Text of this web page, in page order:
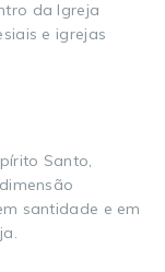
da Igreja
e igrejas
Santo,
santidade e em